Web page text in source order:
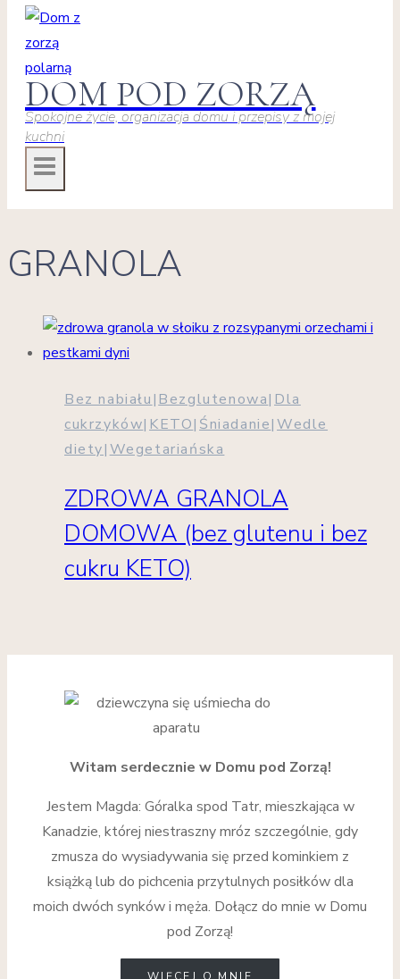
DOM POD ZORZĄ
Spokojne życie, organizacja domu i przepisy z mojej
kuchni
GRANOLA
Bez nabiału | Bezglutenowa| Dla
cukrzyków| KETO| Śniadanie|Wedle
diety|Wegetariańska
ZDROWA GRANOLA
DOMOWA (bez glutenu i bez
cukru KETO)
Witam serdecznie w Domu pod Zorzą!
Jestem Magda: Góralka spod Tatr, mieszkająca w
Kanadzie, której niestraszny mróz szczególnie, gdy
zmusza do wysiadywania się przed kominkiem z
książką lub do pichcenia przytulnych posiłków dla
moich dwóch synków i męża. Dołącz do mnie w Domu
pod Zorzą!